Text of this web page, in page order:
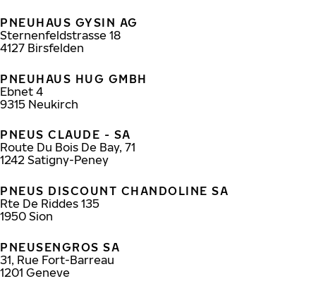
PNEUHAUS GYSIN AG
Sternenfeldstrasse 18
4127 Birsfelden
PNEUHAUS HUG GMBH
Ebnet 4
9315 Neukirch
PNEUS CLAUDE - SA
Route Du Bois De Bay, 71
1242 Satigny-Peney
PNEUS DISCOUNT CHANDOLINE SA
Rte De Riddes 135
1950 Sion
PNEUSENGROS SA
31, Rue Fort-Barreau
1201 Geneve